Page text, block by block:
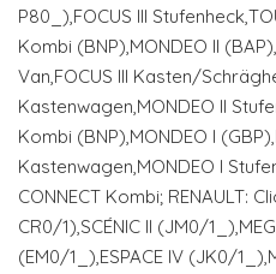
P80_),FOCUS III
Kombi (BNP),MONDEO II
Van,FOCUS III Kasten/
Kastenwagen,MONDEO II
Kombi (BNP),MONDEO I
Kastenwagen,MONDEO I
CONNECT Kombi; RENAULT:
CR0/1),SCÉNIC II (JM0/
(EM0/1_),ESPACE IV (JK0/